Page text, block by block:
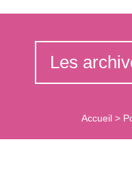
Les
Accueil >